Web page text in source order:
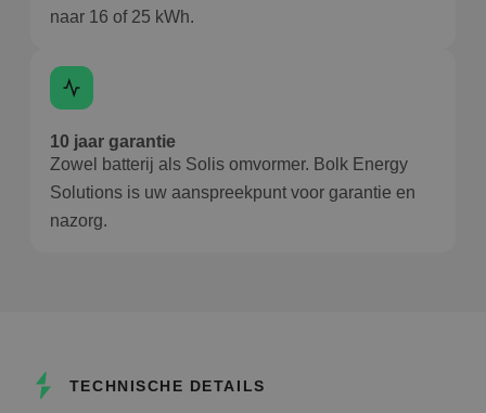
naar 16 of 25 kWh.
10 jaar garantie
Zowel batterij als Solis omvormer. Bolk Energy
Solutions is uw aanspreekpunt voor garantie en
nazorg.
TECHNISCHE DETAILS